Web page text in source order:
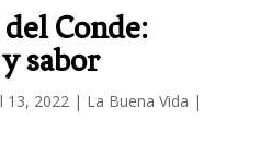
Conde:
sabor
13, 2022| La Buena Vida |